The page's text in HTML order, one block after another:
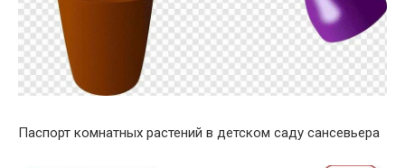
Паспорт комнатных растений в детском саду сансевьера